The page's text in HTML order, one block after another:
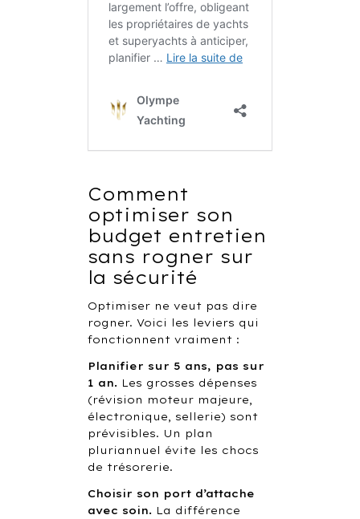
Comment
optimiser son
budget entretien
sans rogner sur
la sécurité
Optimiser ne veut pas dire
rogner. Voici les leviers qui
fonctionnent vraiment :
Planifier sur 5 ans, pas sur
1 an. Les grosses dépenses
(révision moteur majeure,
électronique, sellerie) sont
prévisibles. Un plan
pluriannuel évite les chocs
de trésorerie.
Choisir son port d’attache
avec soin. La différence